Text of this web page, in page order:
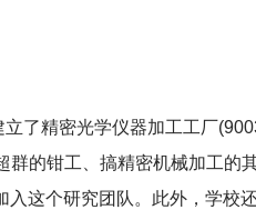
了精密光学仪器加工工厂
的钳工、搞精密机械加工的
这个研究团队。此外，学校